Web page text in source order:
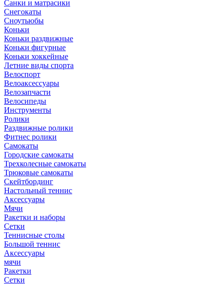
Санки и матрасики
Снегокаты
Сноутьюбы
Коньки
Коньки раздвижные
Коньки фигурные
Коньки хоккейные
Летние виды спорта
Велоспорт
Велоаксессуары
Велозапчасти
Велосипеды
Инструменты
Ролики
Раздвижные ролики
Фитнес ролики
Самокаты
Городские самокаты
Трехколесные самокаты
Трюковые самокаты
Скейтбординг
Настольный теннис
Аксессуары
Мячи
Ракетки и наборы
Сетки
Теннисные столы
Большой теннис
Аксессуары
мячи
Ракетки
Сетки